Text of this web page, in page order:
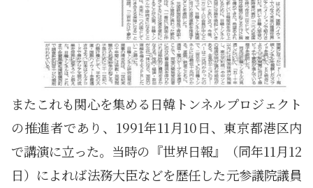
またこれも関心を集める日韓トンネルプロジェクト
の推進者であり、1991年11月10日、東京都港区内
で講演に立った。当時の『世界日報』（同年11月12
日）によれば法務大臣などを歴任した元参議院議員